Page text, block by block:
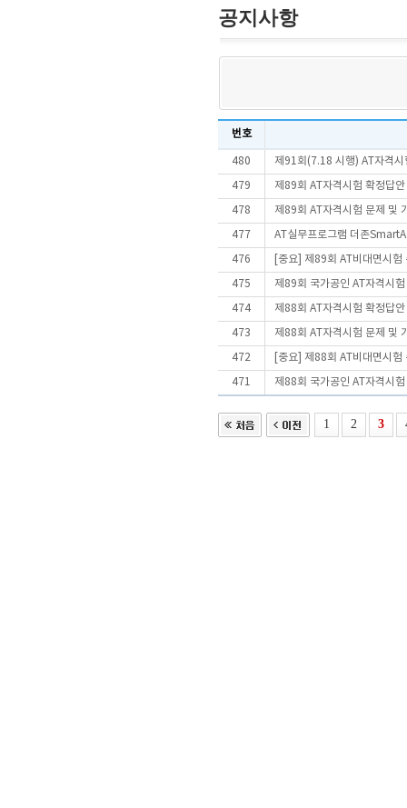
공지사항
번호
480 제91회(7.18 시행) AT자격
479 제89회 AT자격시험 확정답
478 제89회 AT자격시험 문제 및
477 AT실무프로그램 더존
476 [중요] 제89회 AT비대면시험
475 제89회 국가공인 AT자격시
474 제88회 AT자격시험 확정답
473 제88회 AT자격시험 문제 및
472 [중요] 제88회 AT비대면시험
471 제88회 국가공인 AT자격시
1 2 3